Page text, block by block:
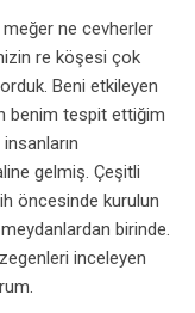
meğer ne cevherler
re köşesi çok
Beni etkileyen
benim tespit ettiğim
gelmiş. Çeşitli
öncesinde kurulun
birinde.
inceleyen